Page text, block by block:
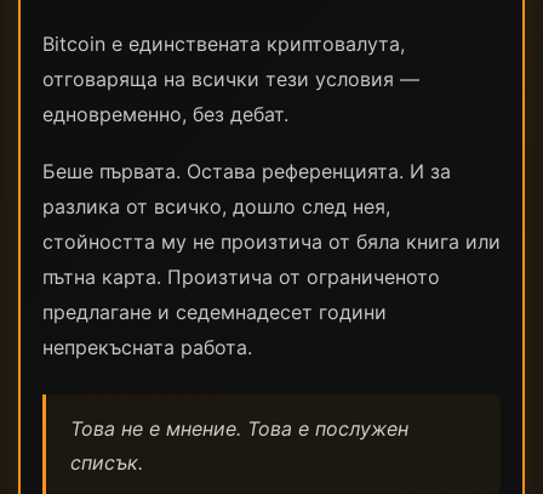
Bitcoin е единствената криптовалута,
отговаряща на всички тези условия —
едновременно, без дебат.
Беше първата. Остава референцията. И за
разлика от всичко, дошло след нея,
стойността му не произтича от бяла книга или
пътна карта. Произтича от ограниченото
предлагане и седемнадесет години
непрекъсната работа.
Това не е мнение. Това е послужен
списък.